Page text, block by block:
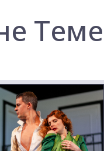
Теме